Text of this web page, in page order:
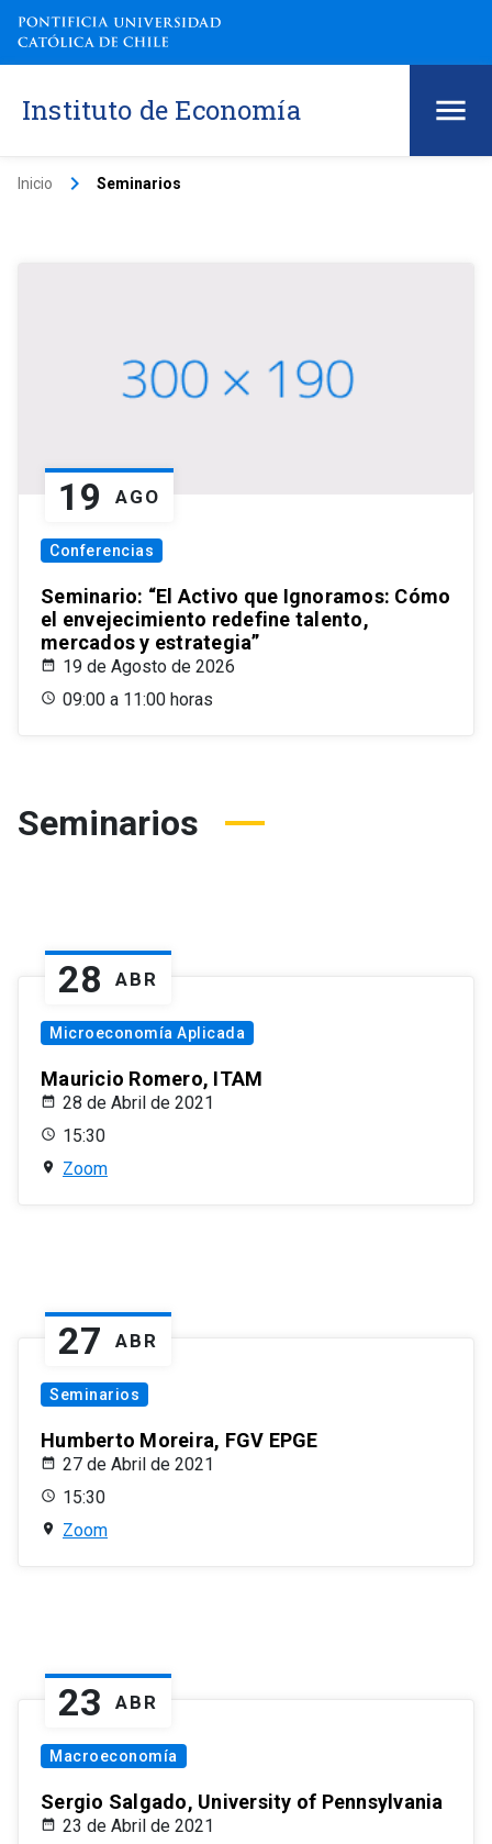
Instituto de Economía
Inicio keyboard_arrow_right Seminarios
19 AGO
Conferencias
Seminario: “El Activo que Ignoramos: Cómo
el envejecimiento redefine talento,
mercados y estrategia”
19 de Agosto de 2026
09:00 a 11:00 horas
Seminarios
28 ABR
Microeconomía Aplicada
Mauricio Romero, ITAM
28 de Abril de 2021
15:30
Zoom
27 ABR
Seminarios
Humberto Moreira, FGV EPGE
27 de Abril de 2021
15:30
Zoom
23 ABR
Macroeconomía
Sergio Salgado, University of Pennsylvania
23 de Abril de 2021